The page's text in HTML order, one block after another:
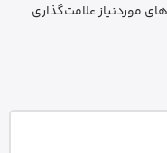
موردنیاز علامت‌گذاری